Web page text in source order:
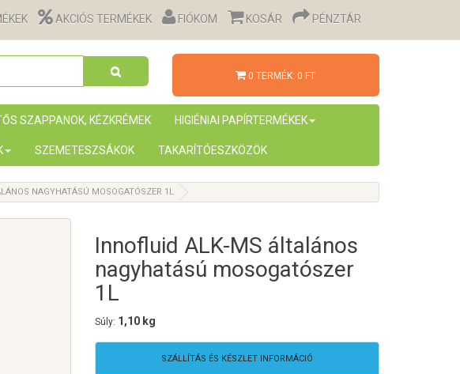
AKCIÓS TERMÉKEK FIÓKOM KOSÁR PÉNZTÁR
0 TERMÉK: 0 FT
SZAPPANOK, KÉZKRÉMEK HIGIÉNIAI PAPÍRTERMÉKEK
SZEMETESZSÁKOK TAKARÍTÓESZKÖZÖK
NAGYHATÁSÚ MOSOGATÓSZER 1L
Innofluid ALK-MS általános
nagyhatású mosogatószer
1L
Súly: 1,10 kg
SZÁLLÍTÁS ÉS KÉSZLET INFORMÁCIÓ